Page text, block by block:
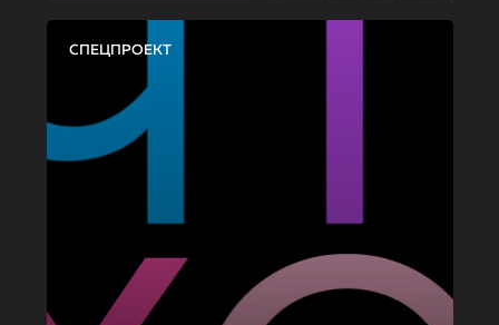
СПЕЦПРОЕКТ